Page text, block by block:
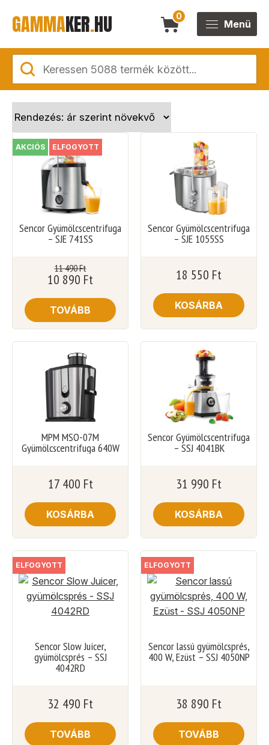
GAMMAKER.HU 0
Menü
AKCIÓS ELFOGYOTT
Sencor Gyümölcscentrifuga
– SJE 741SS
11 490Ft
10 890 Ft
TOVÁBB
Sencor Gyümölcscentrifuga
– SJE 1055SS
18 550 Ft
KOSÁRBA
MPM MSO-07M
Gyümölcscentrifuga 640W
17 400 Ft
KOSÁRBA
Sencor Gyümölcscentrifuga
– SSJ 4041BK
31 990 Ft
KOSÁRBA
ELFOGYOTT
Sencor Slow Juicer,
gyümölcsprés – SSJ
4042RD
32 490 Ft
TOVÁBB
ELFOGYOTT
Sencor lassú gyümölcsprés,
400 W, Ezüst – SSJ 4050NP
38 890 Ft
TOVÁBB